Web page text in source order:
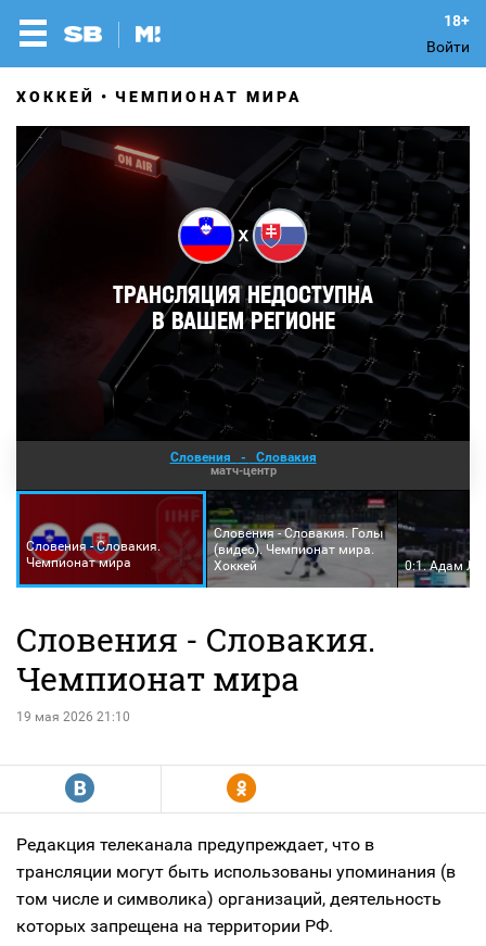
Войти
ХОККЕЙ ЧЕМПИОНАТ МИРА
Словения - Словакия
матч-центр
Словения - Словакия.
Чемпионат мира
Словения - Словакия. Голы
(видео). Чемпионат мира.
Хоккей
0:1. Адам
Словения - Словакия.
Чемпионат мира
19 мая 2026 21:10
R Y
Редакция телеканала предупреждает, что в
трансляции могут быть использованы упоминания (в
том числе и символика) организаций, деятельность
которых запрещена на территории РФ.